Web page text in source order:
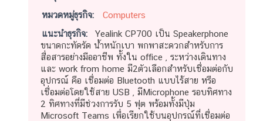
หมวดหมู่ธุรกิจ:
Computers
แนะนำธุรกิจ:
Yealink CP700 เป็น Speakerphone
ขนาดกะทัดรัด น้ำหนักเบา พกพาสะดวกสำหรับการ
สื่อสารอย่างมืออาชีพ ทั้งใน office , ระหว่างเดินทาง
และ work from home มี2ตัวเลือกสำหรับเชื่อมต่อกับ
อุปกรณ์ คือ เชื่อมต่อ Bluetooth แบบไร้สาย หรือ
เชื่อมต่อโดยใช้สาย USB , มีMicrophone รอบทิศทาง
2 ทิศทางที่มีช่วงการรับ 5 ฟุต พร้อมทั้งมีปุ่ม
Microsoft Teams เพื่อเรียกใช้บนอุปกรณ์ที่เชื่อมต่อ